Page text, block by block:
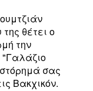
θέτει ο
την
"Γαλάζιο
σας
Βακχικόν.